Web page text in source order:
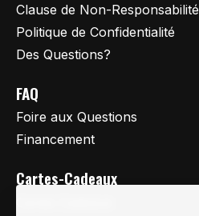
Clause de Non-Responsabilité
Politique de Confidentialité
Des Questions?
FAQ
Foire aux Questions
Financement
Cartes-Cadeaux